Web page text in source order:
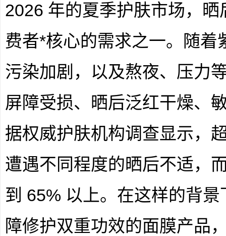
2026 年的夏季护肤市场，
费者*核心的需求之一。随
污染加剧，以及熬夜、压力
屏障受损、晒后泛红干燥、
据权威护肤机构调查显示，
遭遇不同程度的晒后不适，
到 65% 以上。在这样的背
障修护双重功效的面膜产品